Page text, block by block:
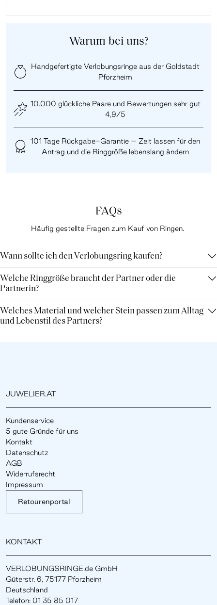
Warum bei uns?
Handgefertigte Verlobungsringe aus der Goldstadt
Pforzheim
10.000 glückliche Paare und Bewertungen sehr gut
4,9/5
101 Tage Rückgabe-Garantie – Zeit lassen für den
Antrag und die Ringgröße lebenslang ändern
FAQs
Häufig gestellte Fragen zum Kauf von Ringen.
Wann sollte ich den Verlobungsring kaufen?
Welche Ringgröße braucht der Partner oder die
Partnerin?
Welches Material und welcher Stein passen zum Alltag
und Lebenstil des Partners?
JUWELIER.AT
Kundenservice
5 gute Gründe für uns
Kontakt
Datenschutz
AGB
Widerrufsrecht
Impressum
Retourenportal
KONTAKT
VERLOBUNGSRINGE.de GmbH
Güterstr. 6, 75177 Pforzheim
Deutschland
Telefon: 01 35 85 017